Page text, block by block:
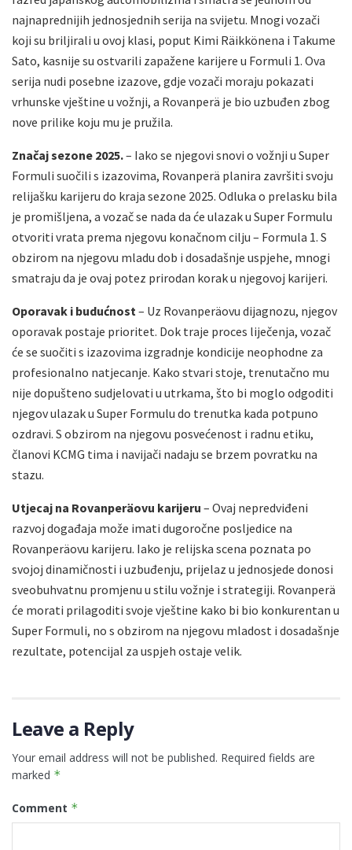
najnaprednijih jednosjednih serija na svijetu. Mnogi vozači
koji su briljirali u ovoj klasi, poput Kimi Räikkönena i Takume
Sato, kasnije su ostvarili zapažene karijere u Formuli 1. Ova
serija nudi posebne izazove, gdje vozači moraju pokazati
vrhunske vještine u vožnji, a Rovanperä je bio uzbuđen zbog
nove prilike koju mu je pružila.
Značaj sezone 2025.– Iako se njegovi snovi o vožnji u Super
Formuli suočili s izazovima, Rovanperä planira završiti svoju
relijašku karijeru do kraja sezone 2025. Odluka o prelasku bila
je promišljena, a vozač se nada da će ulazak u Super Formulu
otvoriti vrata prema njegovu konačnom cilju – Formula 1. S
obzirom na njegovu mladu dob i dosadašnje uspjehe, mnogi
smatraju da je ovaj potez prirodan korak u njegovoj karijeri.
Oporavak i budućnost – Uz Rovanperäovu dijagnozu, njegov
oporavak postaje prioritet. Dok traje proces liječenja, vozač
će se suočiti s izazovima izgradnje kondicije neophodne za
profesionalno natjecanje. Kako stvari stoje, trenutačno mu
nije dopušteno sudjelovati u utrkama, što bi moglo odgoditi
njegov ulazak u Super Formulu do trenutka kada potpuno
ozdravi. S obzirom na njegovu posvećenost i radnu etiku,
članovi KCMG tima i navijači nadaju se brzem povratku na
stazu.
Utjecaj na Rovanperäovu karijeru – Ovaj nepredviđeni
razvoj događaja može imati dugoročne posljedice na
Rovanperäovu karijeru. Iako je relijska scena poznata po
svojoj dinamičnosti i uzbuđenju, prijelaz u jednosjede donosi
sveobuhvatnu promjenu u stilu vožnje i strategiji. Rovanperä
će morati prilagoditi svoje vještine kako bi bio konkurentan u
Super Formuli, no s obzirom na njegovu mladost i dosadašnje
rezultate, potencijal za uspjeh ostaje velik.
Leave a Reply
Your email address will not be published. Required fields are
marked *
Comment *